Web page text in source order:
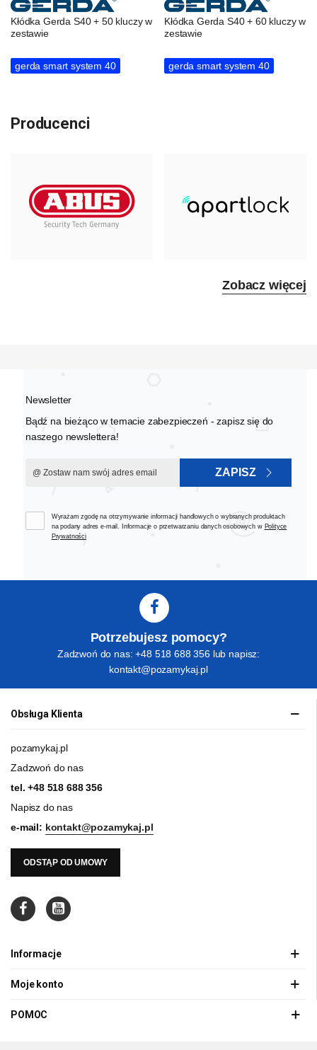
Kłódka Gerda S40 + 50 kluczy w
zestawie
gerda smart system 40
Kłódka Gerda S40 + 60 kluczy w
zestawie
gerda smart system 40
Producenci
Zobacz więcej
Newsletter
Bądź na bieżąco w temacie zabezpieczeń - zapisz się do
naszego newslettera!
ZAPISZ
Wyrażam zgodę na otrzymywanie informacji handlowych o wybranych produktach
na podany adres e-mail. Informacje o przetwarzaniu danych osobowych w Polityce
Prywatności
Potrzebujesz pomocy?
Zadzwoń do nas: +48 518 688 356 lub napisz:
kontakt@pozamykaj.pl
Obsługa Klienta
pozamykaj.pl
Zadzwoń do nas
tel.+48 518 688 356
Napisz do nas
e-mail: kontakt@pozamykaj.pl
ODSTĄP OD UMOWY
Informacje
Moje konto
POMOC